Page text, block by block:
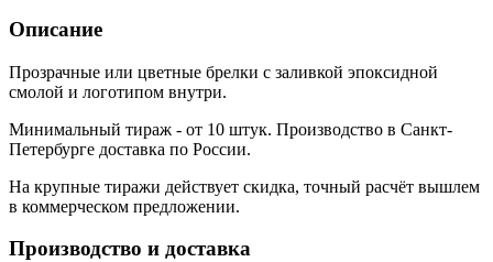
Описание
Прозрачные или цветные брелки с заливкой эпоксидной
смолой и логотипом внутри.
Минимальный тираж - от 10 штук. Производство в Санкт-
Петербурге доставка по России.
На крупные тиражи действует скидка, точный расчёт вышлем
в коммерческом предложении.
Производство и доставка